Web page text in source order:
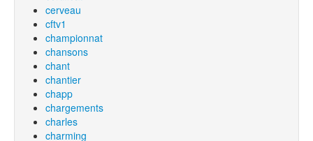
cerveau
cftv1
championnat
chansons
chant
chantier
chapp
chargements
charles
charming